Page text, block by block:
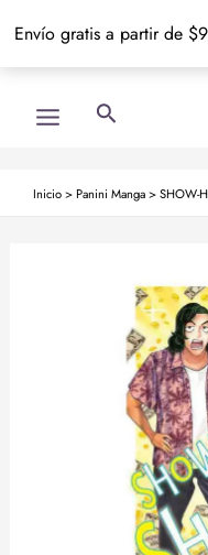
Envío gratis a partir de
Menu
Buscar
Inicio> Panini Manga>SHOW-